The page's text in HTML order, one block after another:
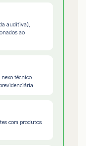
auditiva),
ao
técnico
com produtos